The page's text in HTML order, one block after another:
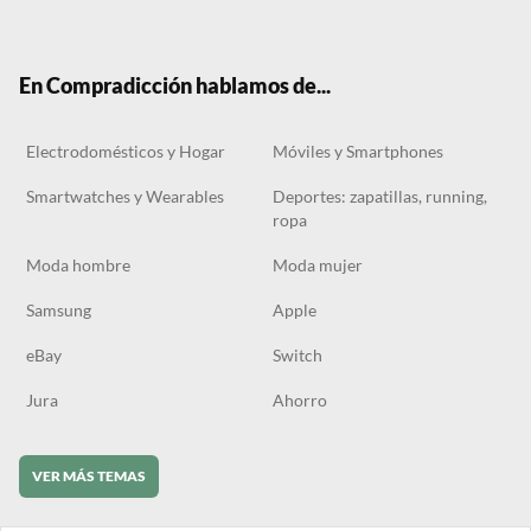
En Compradicción hablamos de...
Electrodomésticos y Hogar Móviles y Smartphones
Smartwatches y Wearables
Deportes: zapatillas, running,
ropa
Moda hombre Moda mujer
Samsung Apple
eBay Switch
Jura Ahorro
VER MÁS TEMAS